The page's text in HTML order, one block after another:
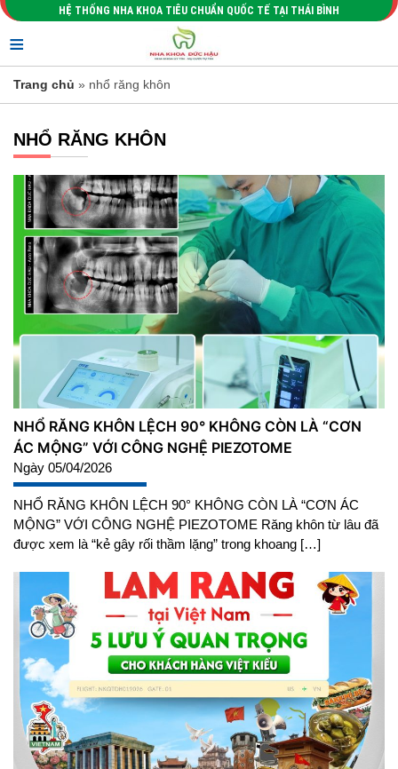
HỆ THỐNG NHA KHOA TIÊU CHUẨN QUỐC TẾ TẠI THÁI BÌNH
≡
Trang chủ » nhổ răng khôn
NHỔ RĂNG KHÔN
NHỔ RĂNG KHÔN LỆCH 90° KHÔNG CÒN LÀ “CƠN
ÁC MỘNG” VỚI CÔNG NGHỆ PIEZOTOME
Ngày 05/04/2026
NHỔ RĂNG KHÔN LỆCH 90° KHÔNG CÒN LÀ “CƠN ÁC
MỘNG” VỚI CÔNG NGHỆ PIEZOTOME Răng khôn từ lâu đã
được xem là “kẻ gây rối thầm lặng” trong khoang […]